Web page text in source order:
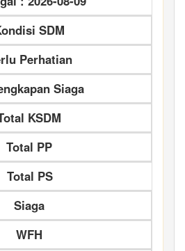
SDM
Perhatian
Siaga
KSDM
Total PP
Total PS
Siaga
WFH